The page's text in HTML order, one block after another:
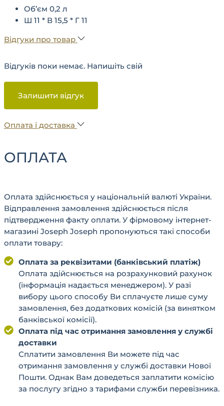
Об’єм 0,2 л
Ш 11 * В 15,5 * Г 11
Відгуки про товар
Відгуків поки немає. Напишіть свій
Залишити відгук
Оплата і доставка
ОПЛАТА
Оплата здійснюється у національній валюті України.
Відправлення замовлення здійснюється після
підтвердження факту оплати. У фірмовому інтернет-
магазині Joseph Joseph пропонуються такі способи
оплати товару:
Оплата за реквізитами (банківський платіж)
Оплата здійснюється на розрахунковий рахунок
(інформація надається менеджером). У разі
вибору цього способу Ви сплачуєте лише суму
замовлення, без додаткових комісій (за винятком
банківської комісії).
Оплата під час отримання замовлення у службі
доставки
Сплатити замовлення Ви можете під час
отримання замовлення у службі доставки Нової
Пошти. Однак Вам доведеться заплатити комісію
за послугу згідно з тарифами служби перевізника.